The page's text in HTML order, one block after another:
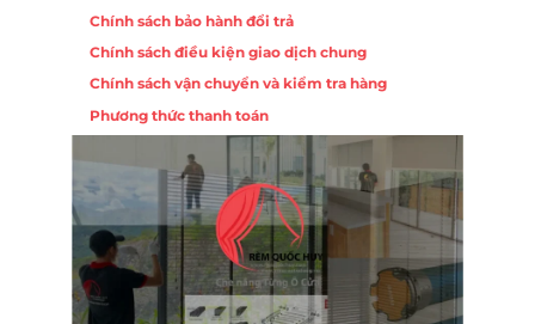
Chính sách bảo hành đổi trả
Chính sách điều kiện giao dịch chung
Chính sách vận chuyển và kiểm tra hàng
Phương thức thanh toán